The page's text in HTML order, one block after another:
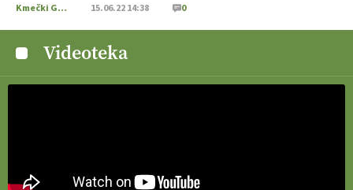
Kmečki Glas 15.06.22 14:38 0
Videoteka